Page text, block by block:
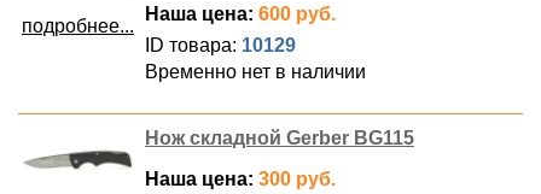
подробнее...
Наша цена: 600 руб.
ID товара: 10129
Временно нет в наличии
Нож складной Gerber BG115
Наша цена: 300 руб.